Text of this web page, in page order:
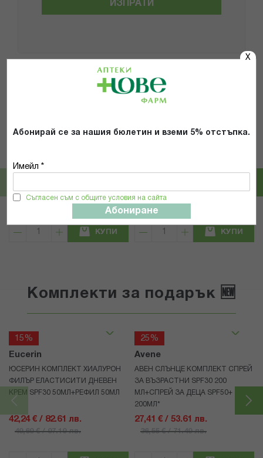
X
Абонирай се за нашия бюлетин и вземи 5% отстъпка.
Имейл *
Съгласен съм с общите условия на сайта
Абониране
ИЗПРАТИ
Популярни в тази категория
МАГНУМ ЧЕТКА ТЯЛО ПРЕМИУМ
171
5,06 € / 9.90 лв.
КУПИ
ЧЕТКА ЗА БАНЯ ОТ ГЛИГАНСКИ
6,74 € / 13.18 лв.
КУПИ
Комплекти за подарък 🆕
15%
Eucerin
ЮСЕРИН КОМПЛЕКТ ХИАЛУРОН
ФИЛЪР ЕЛАСТИСИТИ ДНЕВЕН
КРЕМ SPF30 50МЛ+РЕФИЛ 50МЛ
42,24 € / 82.61 лв.
49,69 € / 97.19 лв.
25%
Avene
АВЕН СЛЪНЦЕ КОМПЛЕКТ СПРЕЙ
ЗА ВЪЗРАСТНИ SPF30 200
МЛ+СПРЕЙ ЗА ДЕЦА SPF50+
200МЛ*
27,41 € / 53.61 лв.
36,55 € / 71.49 лв.